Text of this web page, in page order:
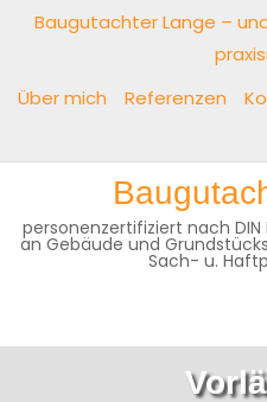
Baugutachter Lange –
Über mich
Referenzen
–
personenzertifiziert nach DIN
an Gebäude und
Sach- u.